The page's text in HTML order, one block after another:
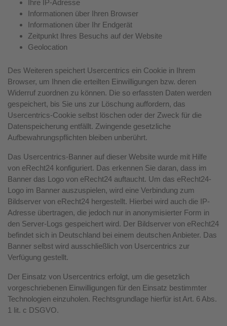
Ihre IP-Adresse
Informationen über Ihren Browser
Informationen über Ihr Endgerät
Zeitpunkt Ihres Besuchs auf der Website
Geolocation
Des Weiteren speichert Usercentrics ein Cookie in Ihrem
Browser, um Ihnen die erteilten Einwilligungen bzw. deren
Widerruf zuordnen zu können. Die so erfassten Daten werden
gespeichert, bis Sie uns zur Löschung auffordern, das
Usercentrics-Cookie selbst löschen oder der Zweck für die
Datenspeicherung entfällt. Zwingende gesetzliche
Aufbewahrungspflichten bleiben unberührt.
Das Usercentrics-Banner auf dieser Website wurde mit Hilfe
von eRecht24 konfiguriert. Das erkennen Sie daran, dass im
Banner das Logo von eRecht24 auftaucht. Um das eRecht24-
Logo im Banner auszuspielen, wird eine Verbindung zum
Bildserver von eRecht24 hergestellt. Hierbei wird auch die IP-
Adresse übertragen, die jedoch nur in anonymisierter Form in
den Server-Logs gespeichert wird. Der Bildserver von eRecht24
befindet sich in Deutschland bei einem deutschen Anbieter. Das
Banner selbst wird ausschließlich von Usercentrics zur
Verfügung gestellt.
Der Einsatz von Usercentrics erfolgt, um die gesetzlich
vorgeschriebenen Einwilligungen für den Einsatz bestimmter
Technologien einzuholen. Rechtsgrundlage hierfür ist Art. 6 Abs.
1 lit. c DSGVO.